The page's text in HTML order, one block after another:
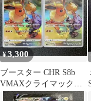
¥3,300
ブースター CHR S8b
VMAXクライマックス
188/184